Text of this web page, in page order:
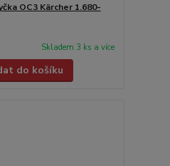
OC3 Kärcher 1.680-
Skladem 3 ks a více
do košíku